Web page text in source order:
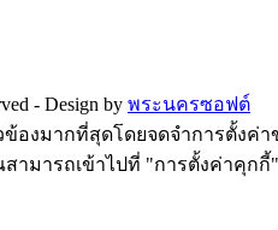
- Design by พระนครซอฟต์
ข้องมากที่สุดโดยจดจำการตั้งค่
มารถเข้าไปที่ "การตั้งค่าคุก